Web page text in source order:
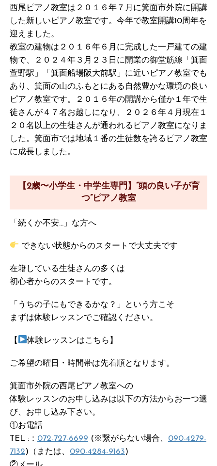
西尾ピアノ教室は２０１６年７月に箕面市外院に開講
した新しいピアノ教室です。今年で教室開講10周年を
迎えました。
教室の建物は２０１６年６月に完成した一戸建ての建
物で、２０２４年３月２３日に開業の御堂筋線「箕面
萱野駅」「箕面船場阪大前駅」に近いピアノ教室でも
あり、箕面の山のふもとにある自然豊かな環境の良い
ピアノ教室です。２０１６年の開講から僅か１年で生
徒さんが４７名お越しになり、２０２６年４月現在１
２０名以上の生徒さんが通われるピアノ教室になりま
した。箕面市では地域１番の生徒数を誇るピアノ教室
に成長しました。
【2歳〜小学生・中学生専門】“頭の良い子が育
つ”ピアノ教室
「続くか不安…」な方へ
できない状態からのスタートで大丈夫です
在籍している生徒さんの多くは
初心者からのスタートです。
「うちの子にもできるかな？」という方こそ
まずは体験レッスンでご確認ください。
【 体験レッスンはこちら】
ご希望の曜日・時間帯は先着順となります。
箕面市外院の西尾ピアノ教室への
体験レッスンのお申し込みは以下の方法からお一つ選
び、お申し込み下さい。
①お電話
TEL :： 072-727-6699 (※繋がらない場合、 090-4279-
7132)（または、 090-4284-9163)